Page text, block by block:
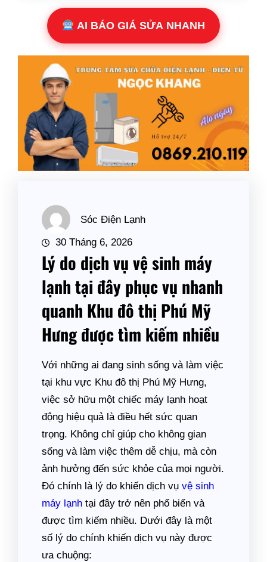
AI BÁO GIÁ SỬA NHANH
Sóc Điện Lạnh
30 Tháng 6, 2026
Lý do dịch vụ vệ sinh máy
lạnh tại đây phục vụ nhanh
quanh Khu đô thị Phú Mỹ
Hưng được tìm kiếm nhiều
Với những ai đang sinh sống và làm việc
tại khu vực Khu đô thị Phú Mỹ Hưng,
việc sở hữu một chiếc máy lạnh hoạt
động hiệu quả là điều hết sức quan
trọng. Không chỉ giúp cho không gian
sống và làm việc thêm dễ chịu, mà còn
ảnh hưởng đến sức khỏe của mọi người.
Đó chính là lý do khiến dịch vụ vệ sinh
máy lạnh tại đây trở nên phổ biến và
được tìm kiếm nhiều. Dưới đây là một
số lý do chính khiến dịch vụ này được
ưa chuộng: